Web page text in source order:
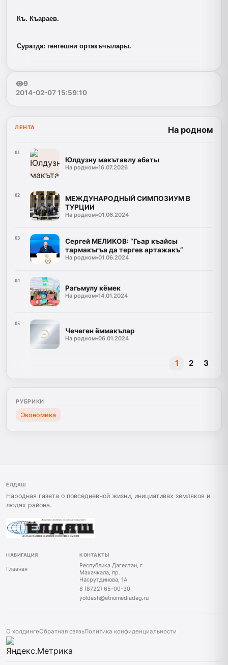
Къ. Къараев.
Суратда: генгешни ортакъчылары.
9
2014-02-07 15:59:10
ЛЕНТА На родном
01
Юлдузну макътавлу абаты
На родном•16.07.2026
02
МЕЖДУНАРОДНЫЙ СИМПОЗИУМ В
ТУРЦИИ
На родном•01.06.2024
03
Сергей МЕЛИКОВ: “Гьар къайсы
тармакъгъа да тергев артажакъ”
На родном•01.06.2024
04
Рагьмулу кёмек
На родном•14.01.2024
05
Чечеген ёммакълар
На родном•06.01.2024
1 2 3
РУБРИКИ
Экономика
ЁЛДАШ
Народная газета о повседневной жизни, инициативах земляков и
людях района.
НАВИГАЦИЯ
Главная
КОНТАКТЫ
Республика Дагестан, г.
Махачкала, пр.
Насрутдинова, 1А
8 (8722) 65-00-30
yoldash@etnomediadag.ru
О холдингеОбратная связьПолитика конфиденциальности